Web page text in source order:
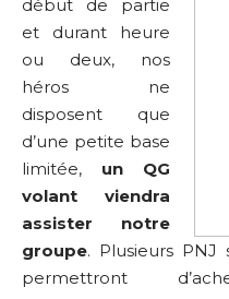
début de partie
et durant heure
ou deux, nos
héros ne
disposent que
d’une petite base
limitée, un QG
volant viendra
assister notre
groupe. Plusieurs
permettront